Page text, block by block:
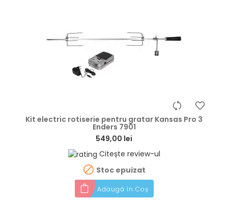
Kit electric rotiserie pentru gratar Kansas Pro 3
Enders 7901
549,00 lei
Citește review-ul
 Stoc epuizat
Adaugă în Coș